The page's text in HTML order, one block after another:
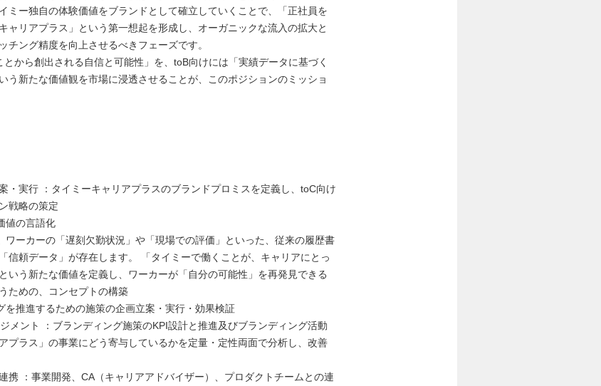
ミー独自の体験価値をブランドとして確立していくことで、「正社員を
ャリアプラス」という第一想起を形成し、オーガニックな流入の拡大と
チング精度を向上させるべきフェーズです。
から創出される自信と可能性」を、toB向けには「実績データに基づく
う新たな価値観を市場に浸透させることが、このポジションのミッショ
・実行 ：タイミーキャリアプラスのブランドプロミスを定義し、toC向け
戦略の策定
値の言語化
カーの「遅刻欠勤状況」や「現場での評価」といった、従来の履歴書
信頼データ」が存在します。 「タイミーで働くことが、キャリアにとっ
いう新たな価値を定義し、ワーカーが「自分の可能性」を再発見できる
ための、コンセプトの構築
推進するための施策の企画立案・実行・効果検証
メント ：ブランディング施策のKPI設計と推進及びブランディング活動
プラス」の事業にどう寄与しているかを定量・定性両面で分析し、改善
携 ：事業開発、CA（キャリアアドバイザー）、プロダクトチームとの連